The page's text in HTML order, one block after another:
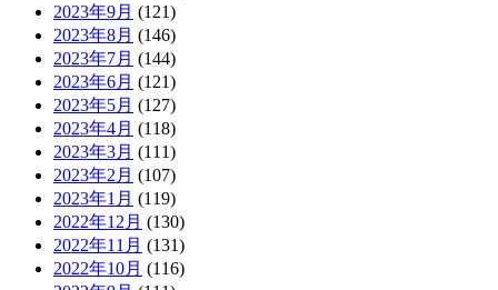
2023年9月 (121)
2023年8月 (146)
2023年7月 (144)
2023年6月 (121)
2023年5月 (127)
2023年4月 (118)
2023年3月 (111)
2023年2月 (107)
2023年1月 (119)
2022年12月 (130)
2022年11月 (131)
2022年10月 (116)